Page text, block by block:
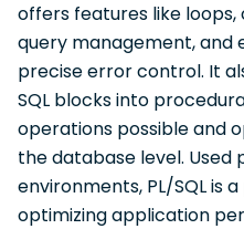
offers features like
query management, and
precise error control. It
SQL blocks into
operations possible and
the database level. Used
environments, PL/SQL is
optimizing application